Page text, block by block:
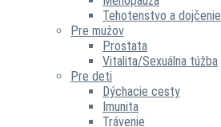
Tehotenstvo a dojčenie
Pre mužov
Prostata
Vitalita/Sexuálna túžba
Pre deti
Dýchacie cesty
Imunita
Trávenie